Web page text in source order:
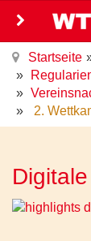
Startseite
2.